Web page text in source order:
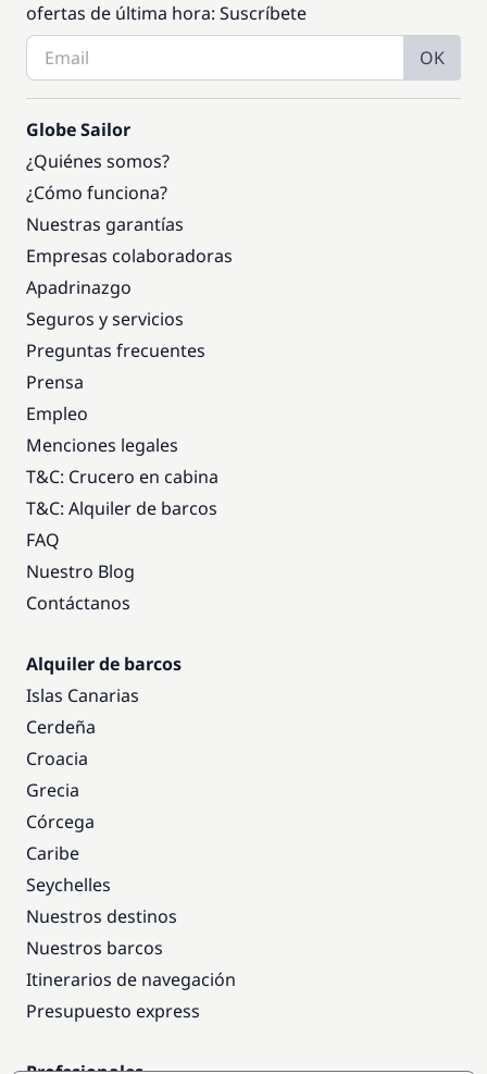
ofertas de última hora: Suscríbete
OK
Globe Sailor
¿Quiénes somos?
¿Cómo funciona?
Nuestras garantías
Empresas colaboradoras
Apadrinazgo
Seguros y servicios
Preguntas frecuentes
Prensa
Empleo
Menciones legales
T&C: Crucero en cabina
T&C: Alquiler de barcos
FAQ
Nuestro Blog
Contáctanos
Alquiler de barcos
Islas Canarias
Cerdeña
Croacia
Grecia
Córcega
Caribe
Seychelles
Nuestros destinos
Nuestros barcos
Itinerarios de navegación
Presupuesto express